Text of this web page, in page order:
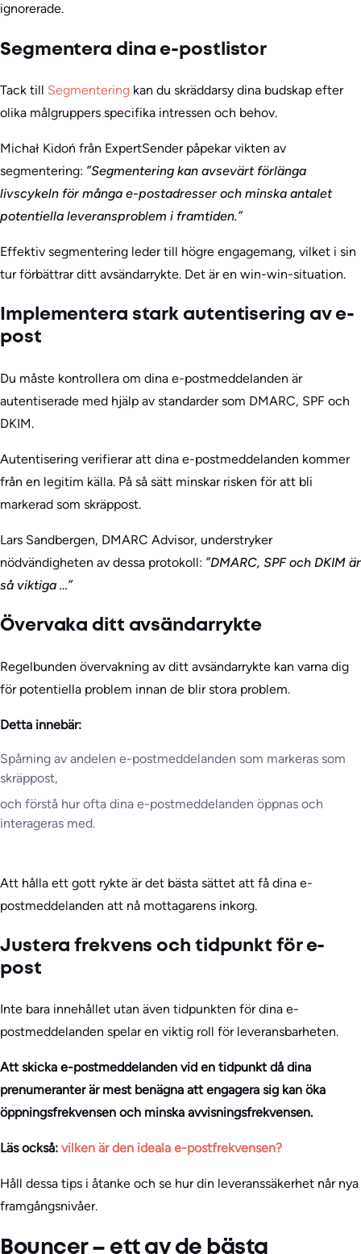
ignorerade.
Segmentera dina e-postlistor
Tack till Segmentering kan du skräddarsy dina budskap efter
olika målgruppers specifika intressen och behov.
Michał Kidoń från ExpertSender påpekar vikten av
segmentering: ”Segmentering kan avsevärt förlänga
livscykeln för många e-postadresser och minska antalet
potentiella leveransproblem i framtiden.”
Effektiv segmentering leder till högre engagemang, vilket i sin
tur förbättrar ditt avsändarrykte. Det är en win-win-situation.
Implementera stark autentisering av e-
post
Du måste kontrollera om dina e-postmeddelanden är
autentiserade med hjälp av standarder som DMARC, SPF och
DKIM.
Autentisering verifierar att dina e-postmeddelanden kommer
från en legitim källa. På så sätt minskar risken för att bli
markerad som skräppost.
Lars Sandbergen, DMARC Advisor, understryker
nödvändigheten av dessa protokoll: ”DMARC, SPF och DKIM är
så viktiga …”
Övervaka ditt avsändarrykte
Regelbunden övervakning av ditt avsändarrykte kan varna dig
för potentiella problem innan de blir stora problem.
Detta innebär:
Spårning av andelen e-postmeddelanden som markeras som
skräppost,
och förstå hur ofta dina e-postmeddelanden öppnas och
interageras med.
Att hålla ett gott rykte är det bästa sättet att få dina e-
postmeddelanden att nå mottagarens inkorg.
Justera frekvens och tidpunkt för e-
post
Inte bara innehållet utan även tidpunkten för dina e-
postmeddelanden spelar en viktig roll för leveransbarheten.
Att skicka e-postmeddelanden vid en tidpunkt då dina
prenumeranter är mest benägna att engagera sig kan öka
öppningsfrekvensen och minska avvisningsfrekvensen.
Läs också: vilken är den ideala e-postfrekvensen?
Håll dessa tips i åtanke och se hur din leveranssäkerhet når nya
framgångsnivåer.
Bouncer – ett av de bästa